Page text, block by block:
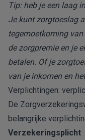
Tip: heb je een laag
Je kunt zorgtoeslag
tegemoetkoming
de zorgpremie en je
betalen. Of je
van je inkomen en
Verplichtingen:
De
belangrijke
Verzekeringsplicht